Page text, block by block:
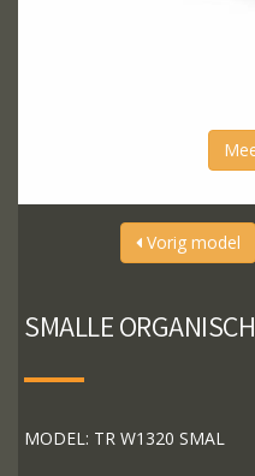
Vorig model
SMALLE
MODEL: TR W1320 SMAL